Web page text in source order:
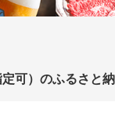
可）のふるさと